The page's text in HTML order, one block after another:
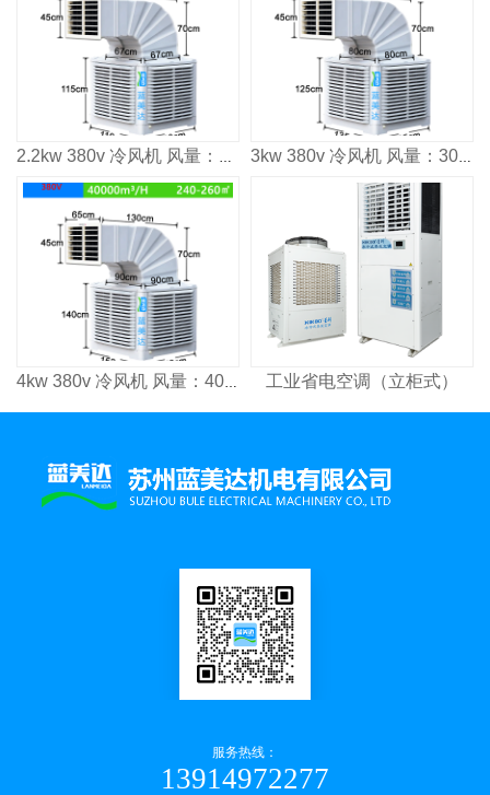
2.2kw 380v 冷风机 风量：2500³/h 适用面积：160㎡ 3kw 380v 冷风机 风量：3000³/h 适用面积：2000㎡
4kw 380v 冷风机 风量：4000³/h 适用面积：2600㎡ 工业省电空调（立柜式）
服务热线：
13914972277